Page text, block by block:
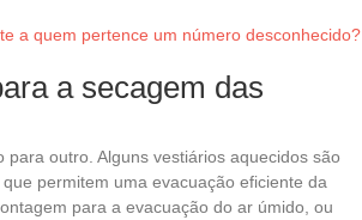
a quem pertence um número desconhecido?
a secagem das
outro. Alguns vestiários aquecidos são
permitem uma evacuação eficiente da
para a evacuação do ar úmido, ou